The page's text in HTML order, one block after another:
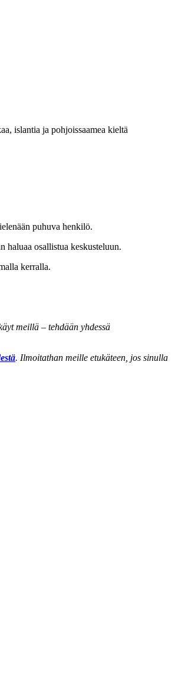
islantia ja pohjoissaamea kieltä
puhuva henkilö.
haluaa osallistua keskusteluun.
kerralla.
meillä – tehdään yhdessä
. Ilmoitathan meille etukäteen, jos sinulla